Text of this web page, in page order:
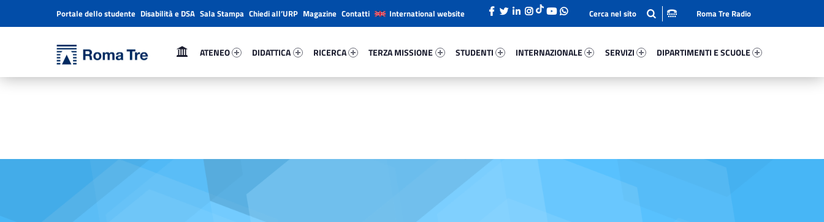
Deleghe e incarichi rettorali - Università Roma Tre
Primary Menu
ATENEO
DIDATTICA
RICERCA
TERZA MISSIONE
STUDENTI
INTERNAZIONALE
SERVIZI
DIPARTIMENTI E SCUOLE
Header info sidebar
Portale dello studente Disabilità e DSA Sala Stampa Chiedi all’URP Magazine Contatti International website Roma Tre Radio